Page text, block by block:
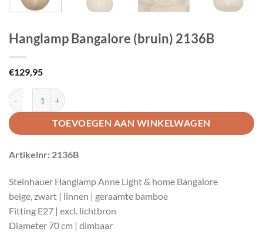
Hanglamp Bangalore (bruin) 2136B
€129,95
Hanglamp Bangalore (bruin) 2136B aantal
TOEVOEGEN AAN WINKELWAGEN
Artikelnr: 2136B
Steinhauer Hanglamp Anne Light & home Bangalore
beige, zwart | linnen | geraamte bamboe
Fitting E27 | excl. lichtbron
Diameter 70 cm | dimbaar